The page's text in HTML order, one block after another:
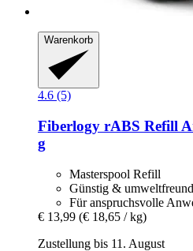
Warenkorb
4.6 (5)
Fiberlogy rABS Refill
g
Masterspool Refill
Günstig &
Für anspruchsvolle
€ 13,99 (€ 18,65 / kg)
Zustellung bis 11. August